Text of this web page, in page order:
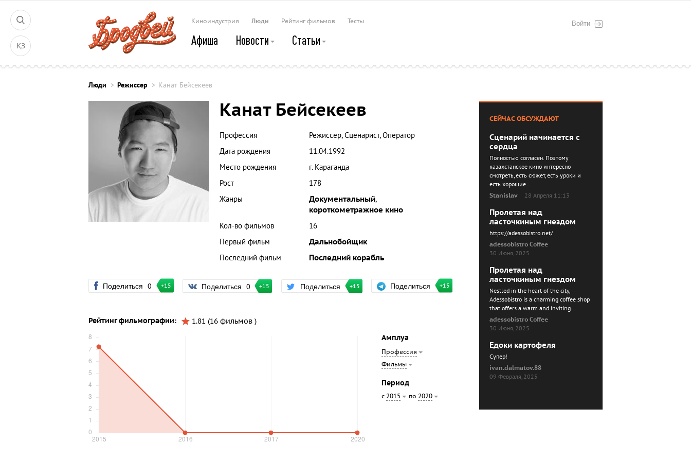
ҚЗ
Войти
Киноиндустрия Люди Рейтинг фильмов Тесты
Афиша Новости Статьи
Люди Режиссер Канат Бейсекеев
Канат Бейсекеев
Профессия
Режиссер, Сценарист, Оператор
Дата рождения
11.04.1992
Место рождения
г. Караганда
Рост
178
Жанры
Документальный,
короткометражное кино
Кол-во фильмов
16
Первый фильм
Дальнобойщик
Последний фильм
Последний корабль
Поделиться 0 +15 Поделиться 0 +15 Поделиться +15 Поделиться +15
Рейтинг фильмографии:
1.81 (16 фильмов )
Амплуа
Профессия
Фильмы
Период
с 2015 по 2020
СЕЙЧАС ОБСУЖДАЮТ
Сценарий начинается с
сердца
Полностью согласен. Поэтому
казахстанское кино интересно
смотреть, есть сюжет, есть уроки и
есть хорошие...
Stanislav
28 Апреля 11:13
Пролетая над
ласточкиным гнездом
https://adessobistro.net/
adessobistro Coffee
30 Июня, 2025
Пролетая над
ласточкиным гнездом
Nestled in the heart of the city,
Adessobistro is a charming coffee shop
that offers a warm and inviting...
adessobistro Coffee
30 Июня, 2025
Едоки картофеля
Cупер!
ivan.dalmatov.88
09 Февраля, 2025